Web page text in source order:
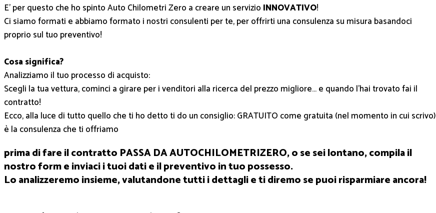
E’ per questo che ho spinto Auto Chilometri Zero a creare un servizio INNOVATIVO!
Ci siamo formati e abbiamo formato i nostri consulenti per te, per offrirti una consulenza su misura basandoci
proprio sul tuo preventivo!
Cosa significa?
Analizziamo il tuo processo di acquisto:
Scegli la tua vettura, cominci a girare per i venditori alla ricerca del prezzo migliore… e quando l’hai trovato fai il
contratto!
Ecco, alla luce di tutto quello che ti ho detto ti do un consiglio: GRATUITO come gratuita (nel momento in cui scrivo)
è la consulenza che ti offriamo
prima di fare il contratto PASSA DA AUTOCHILOMETRIZERO, o se sei lontano, compila il
nostro form e inviaci i tuoi dati e il preventivo in tuo possesso.
Lo analizzeremo insieme, valutandone tutti i dettagli e ti diremo se puoi risparmiare ancora!